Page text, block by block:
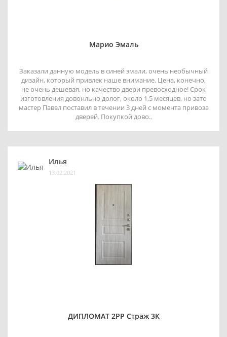
Марио Эмаль
Заказали данную модель в синей эмали, очень необычный
дизайн, который привлек наше внимание. Цена, конечно,
не очень дешевая, но качество двери превосходное! Срок
изготовления довонльно долог, около 1,5 месяцев, но зато
мастер Павел поставил в течении 3 дней с момента привоза
дверей. Покупкой дово..
Илья
13.02.2021
ДИПЛОМАТ 2РР Страж 3К